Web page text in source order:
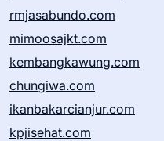
rmjasabundo.com
mimoosajkt.com
kembangkawung.com
chungiwa.com
ikanbakarcianjur.com
kpjisehat.com